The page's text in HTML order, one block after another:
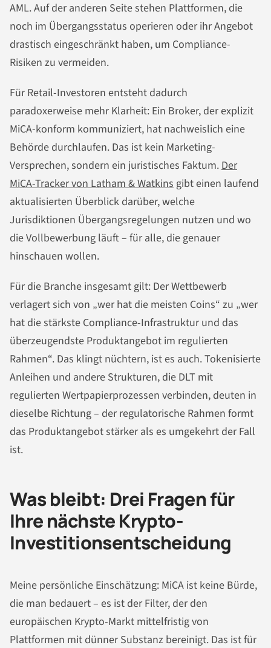
AML. Auf der anderen Seite stehen Plattformen, die
noch im Übergangsstatus operieren oder ihr Angebot
drastisch eingeschränkt haben, um Compliance-
Risiken zu vermeiden.
Für Retail-Investoren entsteht dadurch
paradoxerweise mehr Klarheit: Ein Broker, der explizit
MiCA-konform kommuniziert, hat nachweislich eine
Behörde durchlaufen. Das ist kein Marketing-
Versprechen, sondern ein juristisches Faktum.Der
MiCA-Tracker von Latham & Watkinsgibt einen laufend
aktualisierten Überblick darüber, welche
Jurisdiktionen Übergangsregelungen nutzen und wo
die Vollbewerbung läuft – für alle, die genauer
hinschauen wollen.
Für die Branche insgesamt gilt: Der Wettbewerb
verlagert sich von „wer hat die meisten Coins“ zu „wer
hat die stärkste Compliance-Infrastruktur und das
überzeugendste Produktangebot im regulierten
Rahmen“. Das klingt nüchtern, ist es auch. Tokenisierte
Anleihen und andere Strukturen, die DLT mit
regulierten Wertpapierprozessen verbinden, deuten in
dieselbe Richtung – der regulatorische Rahmen formt
das Produktangebot stärker als es umgekehrt der Fall
ist.
Was bleibt: Drei Fragen für
Ihre nächste Krypto-
Investitionsentscheidung
Meine persönliche Einschätzung: MiCA ist keine Bürde,
die man bedauert – es ist der Filter, der den
europäischen Krypto-Markt mittelfristig von
Plattformen mit dünner Substanz bereinigt. Das ist für